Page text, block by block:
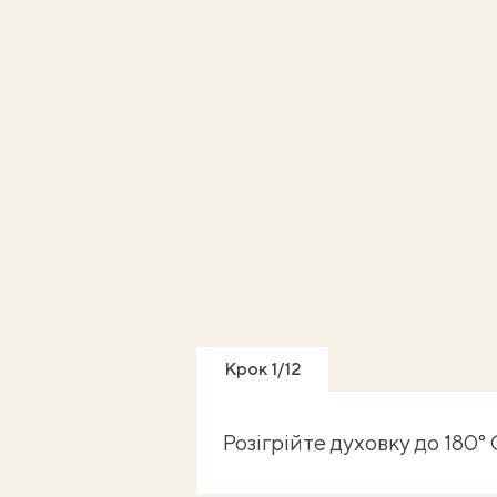
Крок 1/12
Розігрійте духовку до 180°